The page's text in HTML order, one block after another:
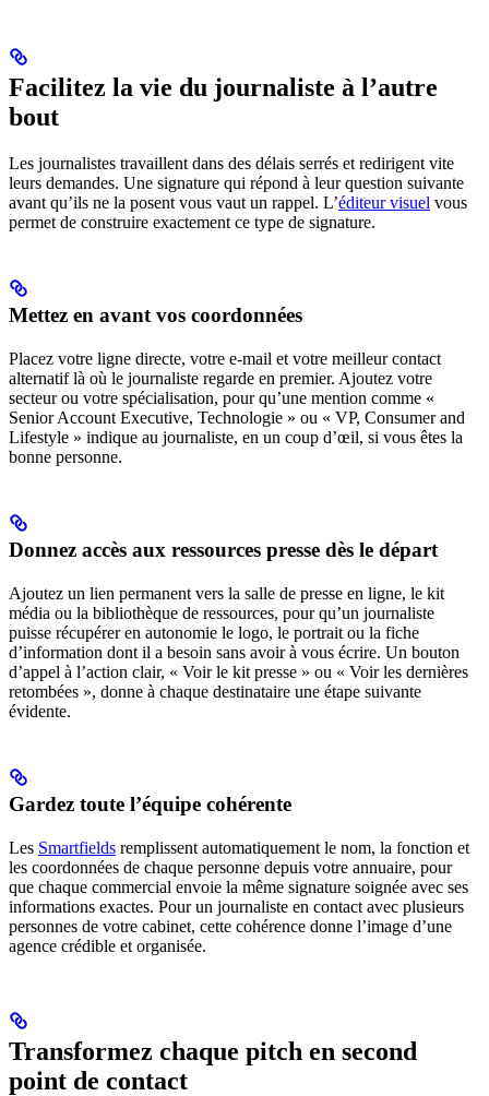
Facilitez la vie du journaliste à l’autre
bout
Les journalistes travaillent dans des délais serrés et redirigent vite
leurs demandes. Une signature qui répond à leur question suivante
avant qu’ils ne la posent vous vaut un rappel. L’éditeur visuel vous
permet de construire exactement ce type de signature.
Mettez en avant vos coordonnées
Placez votre ligne directe, votre e-mail et votre meilleur contact
alternatif là où le journaliste regarde en premier. Ajoutez votre
secteur ou votre spécialisation, pour qu’une mention comme «
Senior Account Executive, Technologie » ou « VP, Consumer and
Lifestyle » indique au journaliste, en un coup d’œil, si vous êtes la
bonne personne.
Donnez accès aux ressources presse dès le départ
Ajoutez un lien permanent vers la salle de presse en ligne, le kit
média ou la bibliothèque de ressources, pour qu’un journaliste
puisse récupérer en autonomie le logo, le portrait ou la fiche
d’information dont il a besoin sans avoir à vous écrire. Un bouton
d’appel à l’action clair, « Voir le kit presse » ou « Voir les dernières
retombées », donne à chaque destinataire une étape suivante
évidente.
Gardez toute l’équipe cohérente
Les Smartfields remplissent automatiquement le nom, la fonction et
les coordonnées de chaque personne depuis votre annuaire, pour
que chaque commercial envoie la même signature soignée avec ses
informations exactes. Pour un journaliste en contact avec plusieurs
personnes de votre cabinet, cette cohérence donne l’image d’une
agence crédible et organisée.
Transformez chaque pitch en second
point de contact